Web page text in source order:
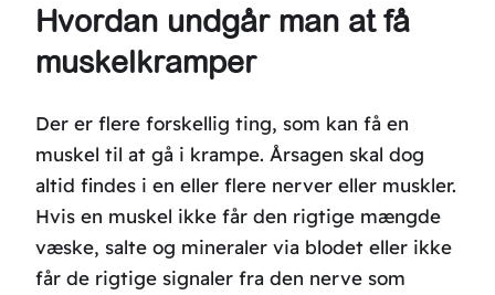
Hvordan undgår man at få
muskelkramper
Der er flere forskellig ting, som kan få en
muskel til at gå i krampe. Årsagen skal dog
altid findes i en eller flere nerver eller muskler.
Hvis en muskel ikke får den rigtige mængde
væske, salte og mineraler via blodet eller ikke
får de rigtige signaler fra den nerve som